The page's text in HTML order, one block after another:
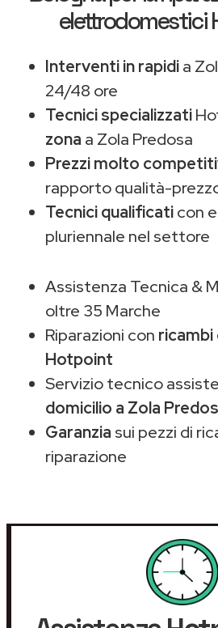
elettrodomestici
Interventi in rapidia
24/48 ore
Tecnici specializzati
zona a Zola Predosa
Prezzi molto
rapporto qualità-
Tecnici qualificaticon
pluriennale nel settore
Assistenza Tecnica &
oltre 35 Marche
Riparazioni con ricambi
Hotpoint
Servizio tecnico
domicilio a Zola
Garanzia sui pezzi di
riparazione